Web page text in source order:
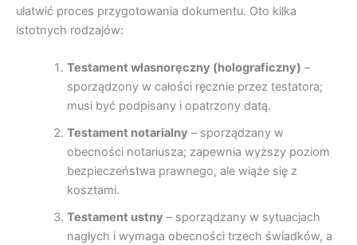
ułatwić proces przygotowania dokumentu. Oto kilka
istotnych rodzajów:
Testament własnoręczny (holograficzny) –
sporządzony w całości ręcznie przez testatora;
musi być podpisany i opatrzony datą.
Testament notarialny – sporządzany w
obecności notariusza; zapewnia wyższy poziom
bezpieczeństwa prawnego, ale wiąże się z
kosztami.
Testament ustny – sporządzany w sytuacjach
nagłych i wymaga obecności trzech świadków, a